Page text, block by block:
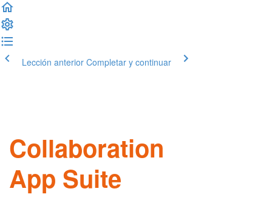
Lección anterior Completar y continuar
Collaboration
App Suite